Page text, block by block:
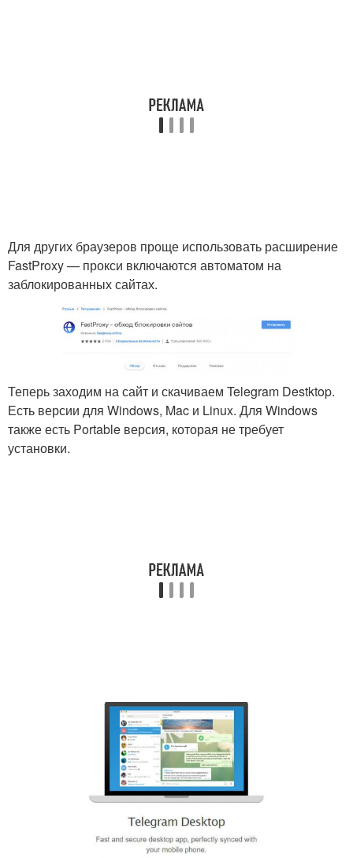
Для других браузеров проще использовать расширение
FastProxy — прокси включаются автоматом на
заблокированных сайтах.
Теперь заходим на сайт и скачиваем Telegram Destktop.
Есть версии для Windows, Mac и Linux. Для Windows
также есть Portable версия, которая не требует
установки.